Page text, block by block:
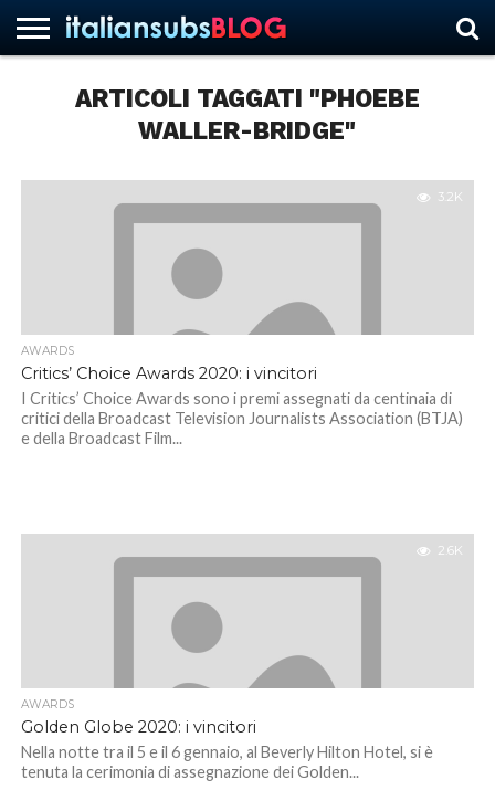
ARTICOLI TAGGATI "PHOEBE
WALLER-BRIDGE"
3.2K
AWARDS
Critics’ Choice Awards 2020: i vincitori
I Critics’ Choice Awards sono i premi assegnati da centinaia di
critici della Broadcast Television Journalists Association (BTJA)
e della Broadcast Film...
2.6K
AWARDS
Golden Globe 2020: i vincitori
Nella notte tra il 5 e il 6 gennaio, al Beverly Hilton Hotel, si è
tenuta la cerimonia di assegnazione dei Golden...